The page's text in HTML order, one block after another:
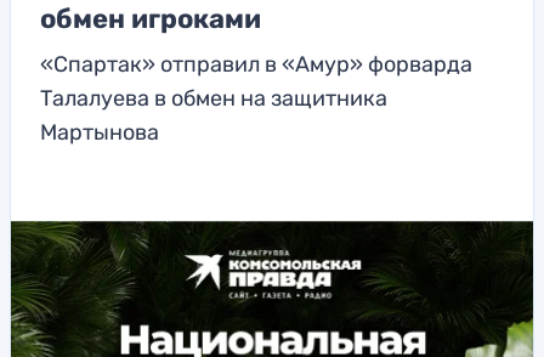
обмен игроками
«Спартак» отправил в «Амур» форварда
Талалуева в обмен на защитника
Мартынова